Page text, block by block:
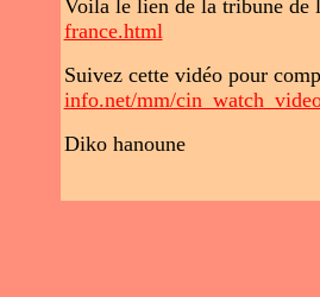
Voila le lien de la tribune de
france.html
Suivez cette vidéo pour
info.net/mm/
Diko hanoune